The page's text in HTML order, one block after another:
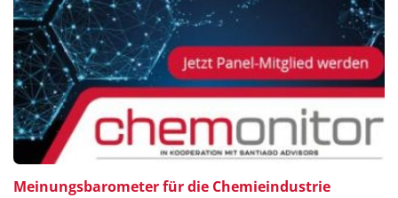
Meinungsbarometer für die Chemieindustrie